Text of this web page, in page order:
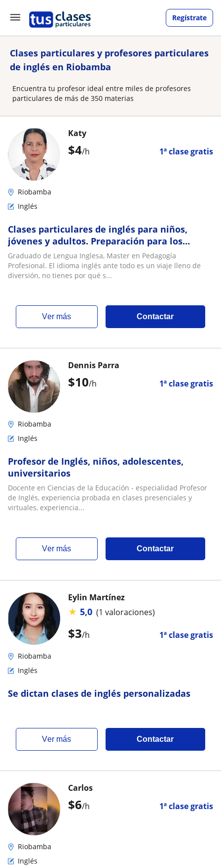
Regístrate
Clases particulares y profesores particulares
de inglés en Riobamba
Encuentra tu profesor ideal entre miles de profesores
particulares de más de 350 materias
$4/h 1ª clase gratis
Katy
Riobamba
Inglés
Clases particulares de inglés para niños,
jóvenes y adultos. Preparación para los
diferentes niveles del MCE ( A1, A2, B1, B2, C1)
Graduado de Lengua Inglesa, Master en Pedagogía
Profesional. El idioma inglés ante todo es un viaje lleno de
diversión, no tienes por qué s...
ver más Contactar
$10/h 1ª clase gratis
Dennis Parra
Riobamba
Inglés
Profesor de Inglés, niños, adolescentes,
universitarios
Docente en Ciencias de la Educación - especialidad Profesor
de Inglés, experiencia probada en clases presenciales y
virtuales, experiencia...
ver más Contactar
$3/h 1ª clase gratis
Eylin Martínez
★ 5,0 (1 valoraciones)
Riobamba
Inglés
Se dictan clases de inglés personalizadas
ver más Contactar
$6/h 1ª clase gratis
Carlos
Riobamba
Inglés